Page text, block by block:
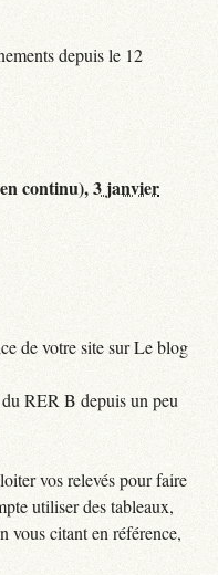
depuis le 12
continu),3 janvier
de votre site sur Le blog
RER B depuis un peu
vos relevés pour faire
utiliser des tableaux,
vous citant en référence,